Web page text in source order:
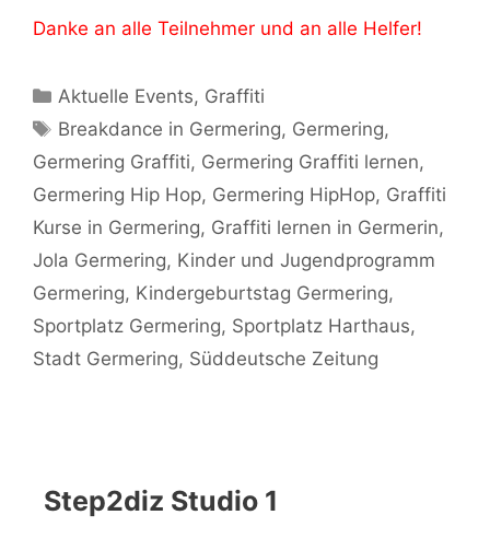
Danke an alle Teilnehmer und an alle Helfer!
Kategorien
Aktuelle Events, Graffiti
Schlagwörter
Breakdance in Germering, Germering,
Germering Graffiti, Germering Graffiti lernen,
Germering Hip Hop, Germering HipHop, Graffiti
Kurse in Germering, Graffiti lernen in Germerin,
Jola Germering, Kinder und Jugendprogramm
Germering, Kindergeburtstag Germering,
Sportplatz Germering, Sportplatz Harthaus,
Stadt Germering, Süddeutsche Zeitung
Step2diz Studio 1